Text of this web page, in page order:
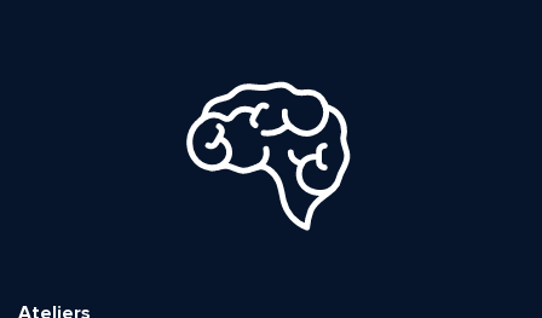
Ateliers